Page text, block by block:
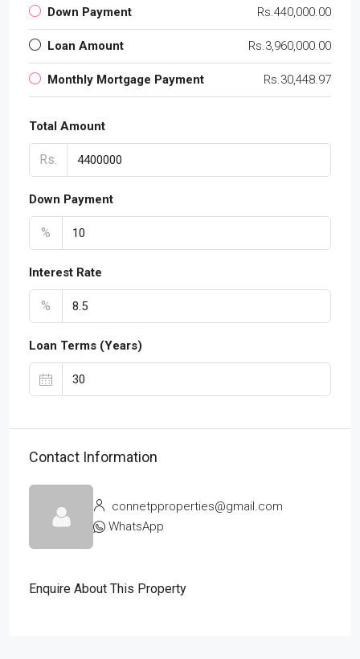
Down Payment Rs.440,000.00
Loan Amount Rs.3,960,000.00
Monthly Mortgage Payment Rs.30,448.97
Total Amount
Rs.
Down Payment
%
Interest Rate
%
Loan Terms (Years)
Contact Information
connetpproperties@gmail.com
WhatsApp
Enquire About This Property